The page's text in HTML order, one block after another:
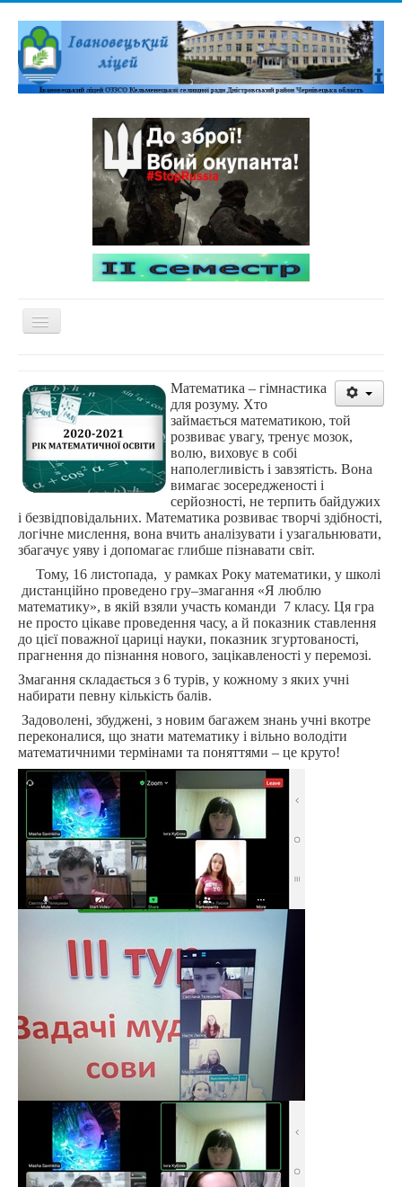
Перемикач
навігації
Адміністративна
Самоврядування
Виховна
Дистанційна освіта
Психологічна служба
Батькам
Учням
Наші випускники
Історична довідка
Математика – гімнастика
для розуму. Хто
займається математикою, той
розвиває увагу, тренує мозок,
волю, виховує в собі
наполегливість і завзятість. Вона
вимагає зосередженості і
серйозності, не терпить байдужих
і безвідповідальних. Математика розвиває творчі здібності,
логічне мислення, вона вчить аналізувати і узагальнювати,
збагачує уяву і допомагає глибше пізнавати світ.
Тому, 16 листопада, у рамках Року математики, у школі
дистанційно проведено гру–змагання «Я люблю
математику», в якій взяли участь команди 7 класу. Ця гра
не просто цікаве проведення часу, а й показник ставлення
до цієї поважної цариці науки, показник згуртованості,
прагнення до пізнання нового, зацікавленості у перемозі.
Змагання складається з 6 турів, у кожному з яких учні
набирати певну кількість балів.
Задоволені, збуджені, з новим багажем знань учні вкотре
переконалися, що знати математику і вільно володіти
математичними термінами та поняттями – це круто!